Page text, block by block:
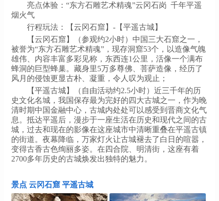
亮点体验：“东方石雕艺术精魂”云冈石岗 千年平遥
烟火气
行程玩法：【云冈石窟】-【平遥古城】
【云冈石窟】（参观约2小时）中国三大石窟之一，
被誉为“东方石雕艺术精魂”，现存洞窟53个，以造像气魄
雄伟、内容丰富多彩见称，东西连1公里，活像一个满布
蜂洞的巨型蜂巢。藏身里5万多尊佛、菩萨造像，经历了
风月的侵蚀更显古朴、凝重，令人叹为观止；
【平遥古城】（自由活动约2.5小时）近三千年的历
史文化名城，我国保存最为完好的四大古城之一，作为晚
清时期中国金融中心，古城内处处可以感受到晋商文化气
息。抵达平遥后，漫步于一座生活在历史和现代之间的古
城，过去和现在的影像在这座城市中清晰重叠在平遥古镇
的街道。夜幕降临，万家灯火让古城褪去了白日的喧嚣，
变得古香古色绚丽多姿。在四合院、明清街，这座有着
2700多年历史的古城焕发出独特的魅力。
景点 云冈石窟 平遥古城